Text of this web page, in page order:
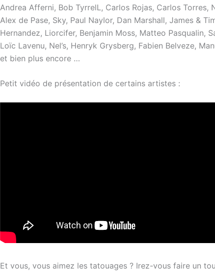
Andrea Afferni, Bob TyrrelL, Carlos Rojas, Carlos Torres,
Alex de Pase, Sky, Paul Naylor, Dan Marshall, James &
Hernandez, Liorcifer, Benjamin Moss, Matteo Pasqualin,
Loïc Lavenu, Nel’s, Henryk Grysberg, Fabien Belveze,
et bien plus encore …
Petit vidéo de présentation de certains artistes :
Et vous, vous aimez les tatouages ? Irez-vous faire un